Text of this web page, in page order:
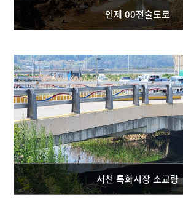
인제 00전술도로
서천 특화시장 소교량